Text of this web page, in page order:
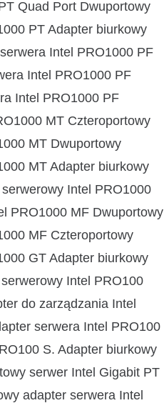
Quad Port Dwuportowy
PT Adapter biurkowy
Intel PRO1000 PF
Intel PRO1000 PF
Intel PRO1000 PF
MT Czteroportowy
MT Dwuportowy
MT Adapter biurkowy
Intel PRO1000
PRO1000 MF Dwuportowy
MF Czteroportowy
GT Adapter biurkowy
Intel PRO100
do zarządzania Intel
serwera Intel PRO100
S. Adapter biurkowy
serwer Intel Gigabit PT
adapter serwera Intel